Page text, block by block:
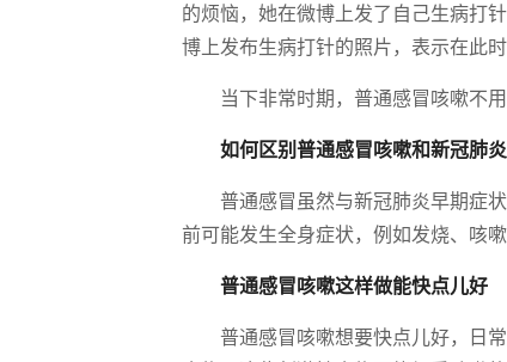
的烦恼，她在微博上发了自己生病打
博上发布生病打针的照片，表示在此
当下非常时期，普通感冒咳嗽不
如何区别普通感冒咳嗽和新冠肺炎
普通感冒虽然与新冠肺炎早期症
前可能发生全身症状，例如发烧、咳
普通感冒咳嗽这样做能快点儿好
普通感冒咳嗽想要快点儿好，日